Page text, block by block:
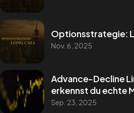
Optionsstrategie:
Nov. 6, 2025
Advance-Decline
erkennst du echte
Sep. 23, 2025